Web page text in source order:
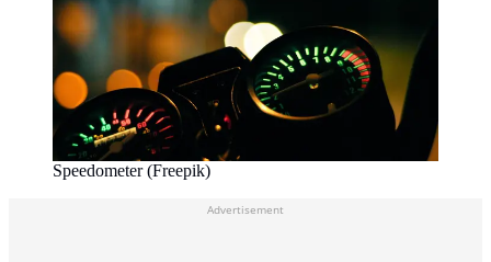
Speedometer (Freepik)
Advertisement